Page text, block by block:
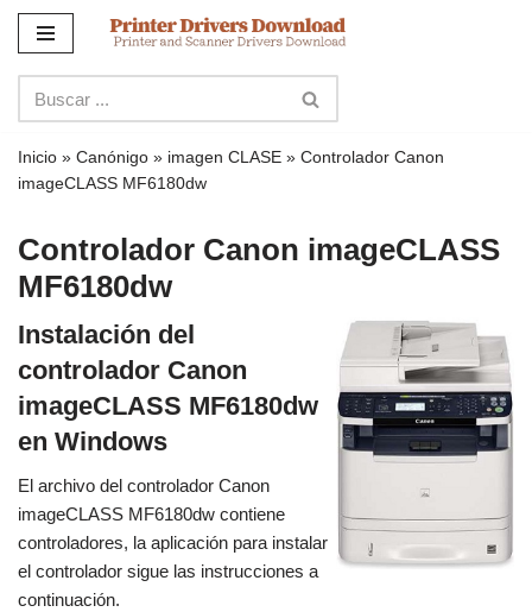
contenido
Inicio » Canónigo » imagen CLASE » Controlador Canon
imageCLASS MF6180dw
Controlador Canon imageCLASS
MF6180dw
Instalación del
controlador Canon
imageCLASS MF6180dw
en Windows
El archivo del controlador Canon
imageCLASS MF6180dw contiene
controladores, la aplicación para instalar
el controlador sigue las instrucciones a
continuación.